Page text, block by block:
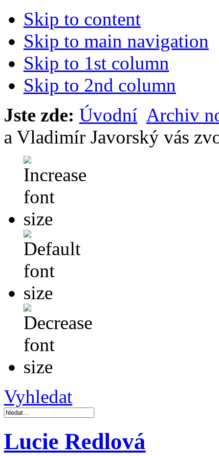
Skip to content
Skip to main navigation
Skip to 1st column
Skip to 2nd column
Jste zde: Úvodní Archiv
a Vladimír Javorský vás
Vyhledat
Lucie Redlová